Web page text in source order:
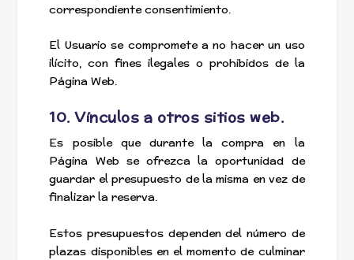
correspondiente consentimiento.
El Usuario se compromete a no hacer un uso
ilícito, con fines ilegales o prohibidos de la
Página Web.
10. Vínculos a otros sitios web.
Es posible que durante la compra en la
Página Web se ofrezca la oportunidad de
guardar el presupuesto de la misma en vez de
finalizar la reserva.
Estos presupuestos dependen del número de
plazas disponibles en el momento de culminar